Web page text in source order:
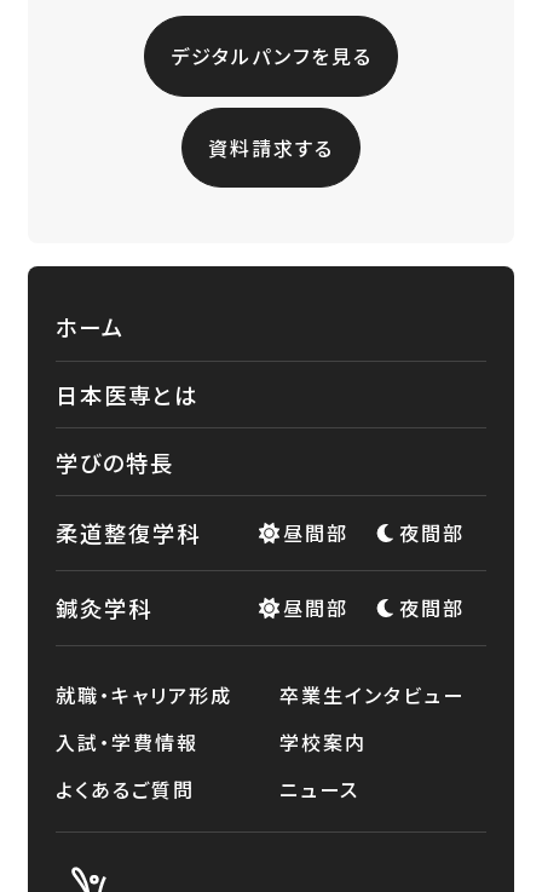
デジタルパンフを見る
資料請求する
ホーム
日本医専とは
学びの特長
柔道整復学科 昼間部 夜間部
鍼灸学科 昼間部 夜間部
就職・キャリア形成
卒業生インタビュー
入試・学費情報
学校案内
よくあるご質問
ニュース